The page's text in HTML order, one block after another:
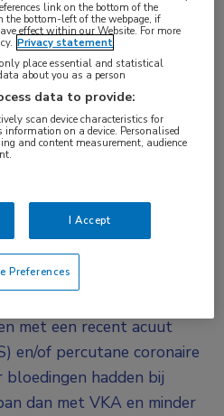
(AF) en een
een P2Y
-remmer
de voorkeur boven een
Dat is gevonden in
de AUGUSTUS-trial,
risico’s en voordelen
bij deze
De
tevens in
met een recent acuut
en/of percutane coronaire
hadden bij
dan met VKA en minder
link on the bottom of the
the bottom-left of the webpage, if
effect within our Website. For more
Privacy statement
place essential and statistical
about you as a person
data to provide:
scan device characteristics for
information on a device. Personalised
and content measurement, audience
I Accept
Preferences